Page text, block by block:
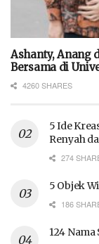
Ashanty, Anang
Bersama di
4260 SHARES
5 Ide
Renyah
274
5 Objek
186
124